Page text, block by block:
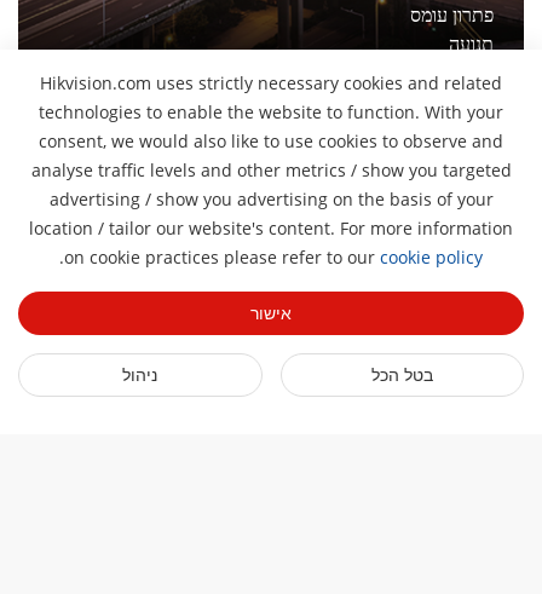
פתרון עומס
תנועה
Hikvision.com uses strictly necessary cookies and related
technologies to enable the website to function. With your
consent, we would also like to use cookies to observe and
analyse traffic levels and other metrics / show you targeted
advertising / show you advertising on the basis of your
location / tailor our website's content. For more information
on cookie practices please refer to our cookie policy
.
אישור
בטל הכל ניהול
אודותינו
פרופיל החברה
דוח פיננסי
אבטחת סייבר
קיימות
מיקוד באיכות
חדר חדשות
בלוג
חדשות אחרונות
סיפורי הצלחה
ארועים
סמינרים מקוונים
רשימת אירועים
קישורים מהירים